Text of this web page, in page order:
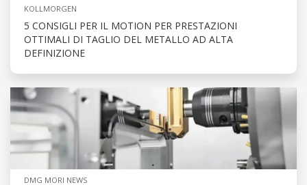
KOLLMORGEN
5 CONSIGLI PER IL MOTION PER PRESTAZIONI
OTTIMALI DI TAGLIO DEL METALLO AD ALTA
DEFINIZIONE
DMG MORI NEWS